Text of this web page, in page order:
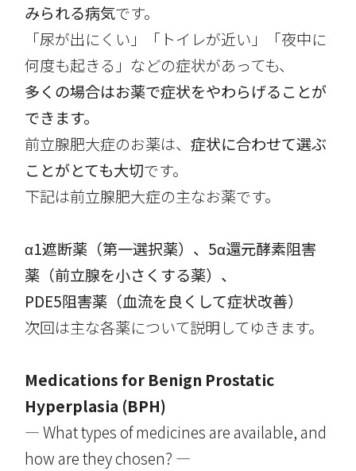
みられる病気です。
「尿が出にくい」「トイレが近い」「夜中に
何度も起きる」などの症状があっても、
多くの場合はお薬で症状をやわらげることが
できます。
前立腺肥大症のお薬は、症状に合わせて選ぶ
ことがとても大切です。
下記は前立腺肥大症の主なお薬です。
α1遮断薬（第一選択薬）、5α還元酵素阻害
薬（前立腺を小さくする薬）、
PDE5阻害薬（血流を良くして症状改善）
次回は主な各薬について説明してゆきます。
Medications for Benign Prostatic
Hyperplasia (BPH)
— What types of medicines are available, and
how are they chosen? —